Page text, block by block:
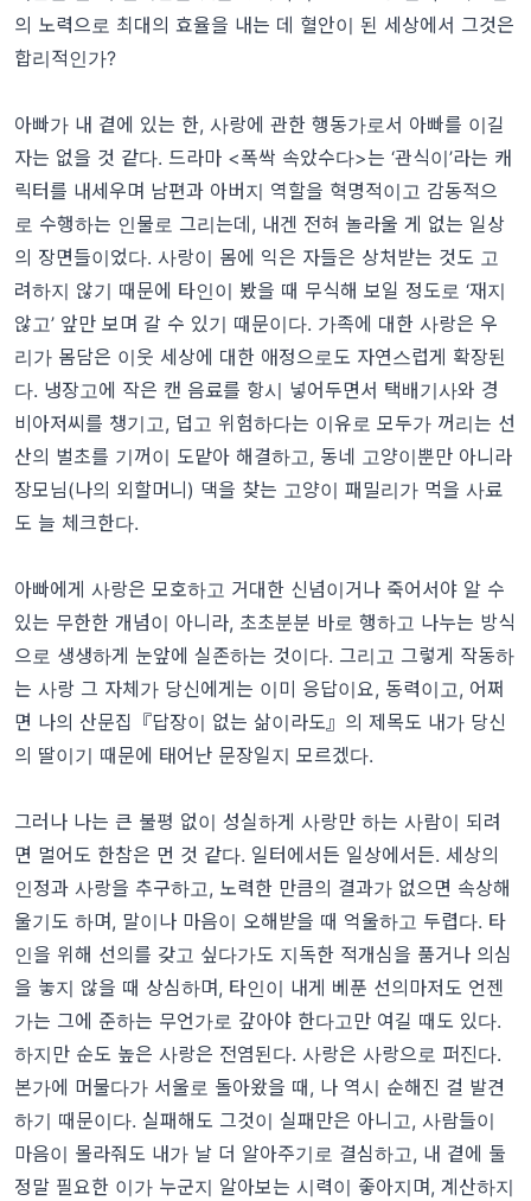
의 노력으로 최대의 효율을 내는 데 혈안이 된 세상에서 그것은
합리적인가?
아빠가 내 곁에 있는 한, 사랑에 관한 행동가로서 아빠를 이길
자는 없을 것 같다. 드라마 <폭싹 속았수다>는 ‘관식이’라는 캐
릭터를 내세우며 남편과 아버지 역할을 혁명적이고 감동적으
로 수행하는 인물로 그리는데, 내겐 전혀 놀라울 게 없는 일상
의 장면들이었다. 사랑이 몸에 익은 자들은 상처받는 것도 고
려하지 않기 때문에 타인이 봤을 때 무식해 보일 정도로 ‘재지
않고’ 앞만 보며 갈 수 있기 때문이다. 가족에 대한 사랑은 우
리가 몸담은 이웃 세상에 대한 애정으로도 자연스럽게 확장된
다. 냉장고에 작은 캔 음료를 항시 넣어두면서 택배기사와 경
비아저씨를 챙기고, 덥고 위험하다는 이유로 모두가 꺼리는 선
산의 벌초를 기꺼이 도맡아 해결하고, 동네 고양이뿐만 아니라
장모님(나의 외할머니) 댁을 찾는 고양이 패밀리가 먹을 사료
도 늘 체크한다.
아빠에게 사랑은 모호하고 거대한 신념이거나 죽어서야 알 수
있는 무한한 개념이 아니라, 초초분분 바로 행하고 나누는 방식
으로 생생하게 눈앞에 실존하는 것이다. 그리고 그렇게 작동하
는 사랑 그 자체가 당신에게는 이미 응답이요, 동력이고, 어쩌
면 나의 산문집『답장이 없는 삶이라도』의 제목도 내가 당신
의 딸이기 때문에 태어난 문장일지 모르겠다.
그러나 나는 큰 불평 없이 성실하게 사랑만 하는 사람이 되려
면 멀어도 한참은 먼 것 같다. 일터에서든 일상에서든. 세상의
인정과 사랑을 추구하고, 노력한 만큼의 결과가 없으면 속상해
울기도 하며, 말이나 마음이 오해받을 때 억울하고 두렵다. 타
인을 위해 선의를 갖고 싶다가도 지독한 적개심을 품거나 의심
을 놓지 않을 때 상심하며, 타인이 내게 베푼 선의마저도 언젠
가는 그에 준하는 무언가로 갚아야 한다고만 여길 때도 있다.
하지만 순도 높은 사랑은 전염된다. 사랑은 사랑으로 퍼진다.
본가에 머물다가 서울로 돌아왔을 때, 나 역시 순해진 걸 발견
하기 때문이다. 실패해도 그것이 실패만은 아니고, 사람들이
마음이 몰라줘도 내가 날 더 알아주기로 결심하고, 내 곁에 둘
정말 필요한 이가 누군지 알아보는 시력이 좋아지며, 계산하지